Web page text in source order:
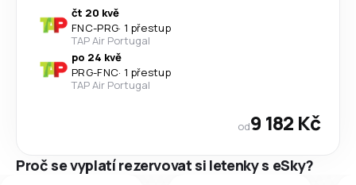
čt 20 kvě
FNC-PRG· 1 přestup
TAP Air Portugal
po 24 kvě
PRG-FNC· 1 přestup
TAP Air Portugal
od9 182 Kč
Proč se vyplatí rezervovat si letenky s eSky?